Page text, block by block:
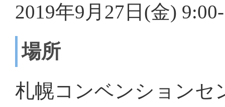
2019年9月27日(金)
場所
札幌コンベンションセ